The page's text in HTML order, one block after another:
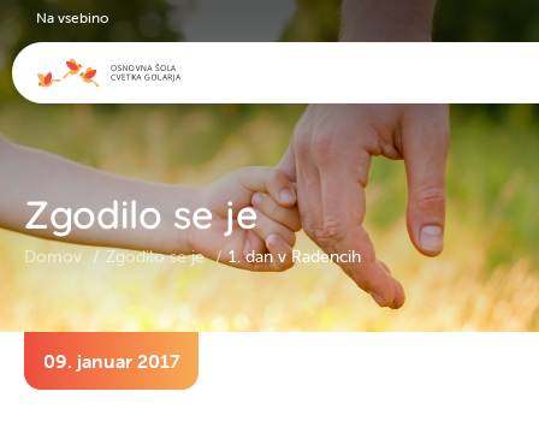
Zgodilo se je
Domov Zgodilo se je 1. dan v Radencih
09. januar 2017
Na vsebino